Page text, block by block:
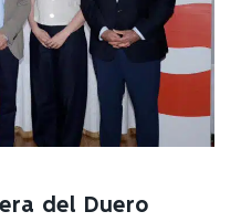
del Duero